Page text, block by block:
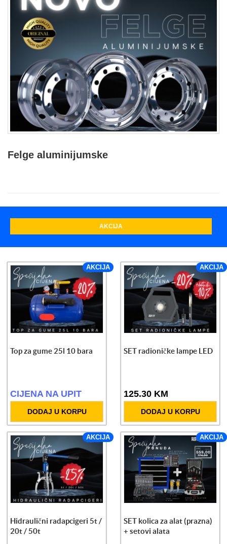
Felge aluminijumske
AKCIJA
AKCIJA
Top za gume 25l 10 bara
CIJENA NA UPIT
DODAJ U KORPU
AKCIJA
SET radioničke lampe LED
125.30 KM
DODAJ U KORPU
AKCIJA
Hidraulični radapcigeri 5t /
20t / 50t
AKCIJA
SET kolica za alat (prazna)
+ setovi alata